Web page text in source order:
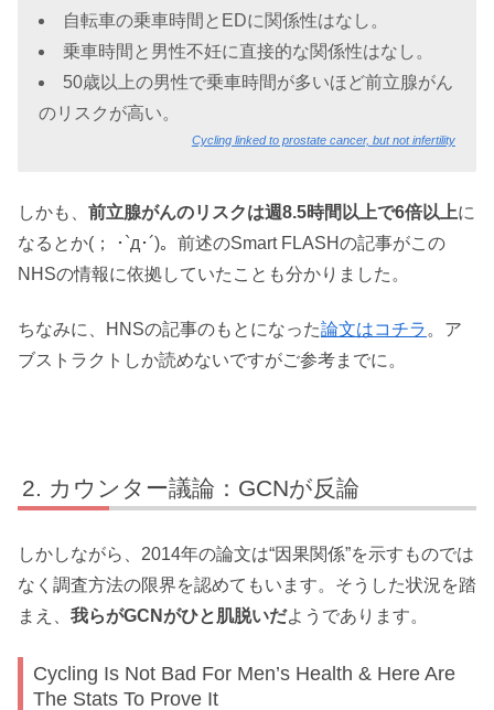
自転車の乗車時間とEDに関係性はなし。
乗車時間と男性不妊に直接的な関係性はなし。
50歳以上の男性で乗車時間が多いほど前立腺がん
のリスクが高い。
Cycling linked to prostate cancer, but not infertility
しかも、 前立腺がんのリスクは週8.5時間以上で6倍以上に
なるとか(； ･`д･´)。前述のSmart FLASHの記事がこの
NHSの情報に依拠していたことも分かりました。
ちなみに、HNSの記事のもとになった論文はコチラ 。ア
ブストラクトしか読めないですがご参考までに。
カウンター議論：GCNが反論
しかしながら、2014年の論文は“因果関係”を示すものでは
なく調査方法の限界を認めてもいます。そうした状況を踏
まえ、 我らがGCNがひと肌脱いだようであります。
Cycling Is Not Bad For Men’s Health & Here Are
The Stats To Prove It